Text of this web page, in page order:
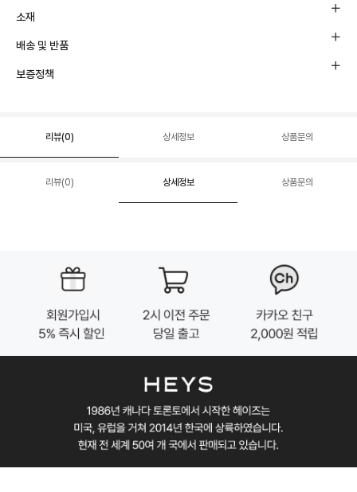
소재
배송 및 반품
보증정책
리뷰(0) 상세정보 상품문의
리뷰(0) 상세정보 상품문의